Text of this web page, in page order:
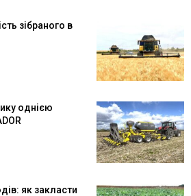
зібраного в
однією
як закласти